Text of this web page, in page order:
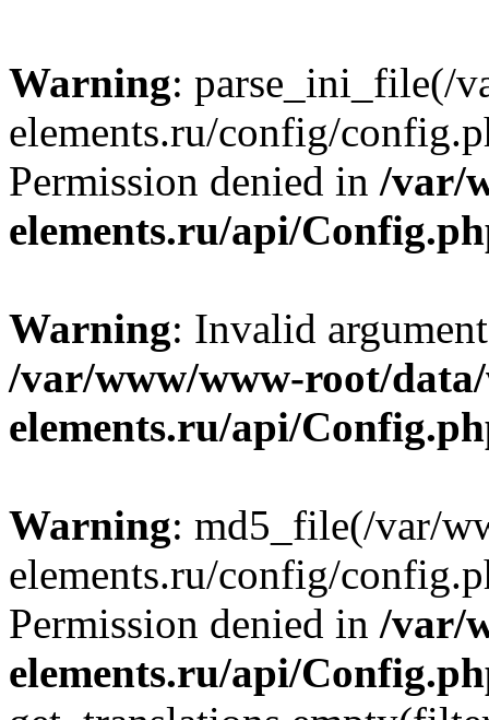
Warning: parse_ini_file(/
elements.ru/config/
Permission denied in /var/
elements.ru/api/
Warning: Invalid
/var/www/www-root/
elements.ru/api/
Warning: md5_file(/var/
elements.ru/config/
Permission denied in /var/
elements.ru/api/